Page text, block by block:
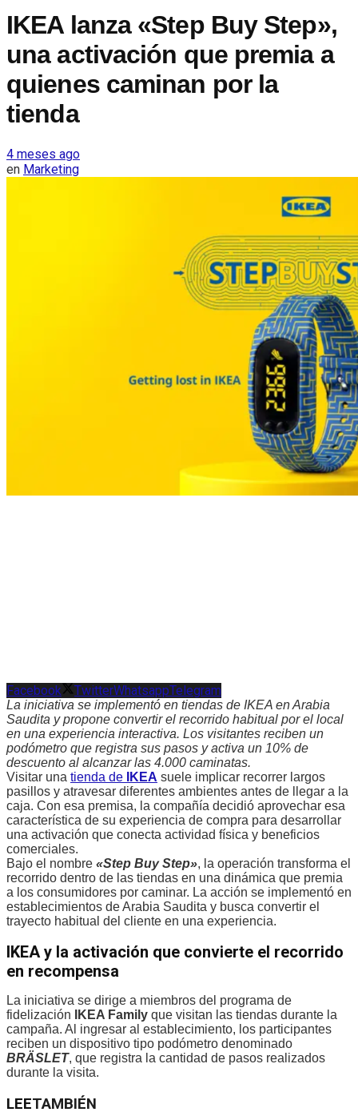
IKEA lanza «Step Buy Step»,
una activación que premia a
quienes caminan por la
tienda
4 meses ago
en Marketing
Facebook TwitterWhatsappTelegram
La iniciativa se implementó en tiendas de IKEA en Arabia
Saudita y propone convertir el recorrido habitual por el local
en una experiencia interactiva. Los visitantes reciben un
podómetro que registra sus pasos y activa un 10% de
descuento al alcanzar las 4.000 caminatas.
Visitar una tienda de IKEA suele implicar recorrer largos
pasillos y atravesar diferentes ambientes antes de llegar a la
caja. Con esa premisa, la compañía decidió aprovechar esa
característica de su experiencia de compra para desarrollar
una activación que conecta actividad física y beneficios
comerciales.
Bajo el nombre «Step Buy Step», la operación transforma el
recorrido dentro de las tiendas en una dinámica que premia
a los consumidores por caminar. La acción se implementó en
establecimientos de Arabia Saudita y busca convertir el
trayecto habitual del cliente en una experiencia.
IKEA y la activación que convierte el recorrido
en recompensa
La iniciativa se dirige a miembros del programa de
fidelización
IKEA Family que visitan las tiendas durante la
campaña. Al ingresar al establecimiento, los participantes
reciben un dispositivo tipo podómetro denominado
BRÄSLET, que registra la cantidad de pasos realizados
durante la visita.
LEETAMBIÉN